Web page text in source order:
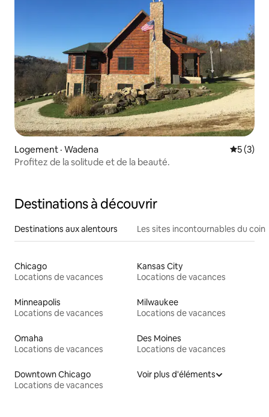
Logement · Wadena Note
5 (3)
Profitez de la solitude et de la beauté.
Destinations à découvrir
Destinations aux alentours Les sites incontournables du coin
Chicago
Locations de vacances
Kansas City
Locations de vacances
Minneapolis
Locations de vacances
Milwaukee
Locations de vacances
Omaha
Locations de vacances
Des Moines
Locations de vacances
Downtown Chicago
Locations de vacances
Voir plus d'éléments